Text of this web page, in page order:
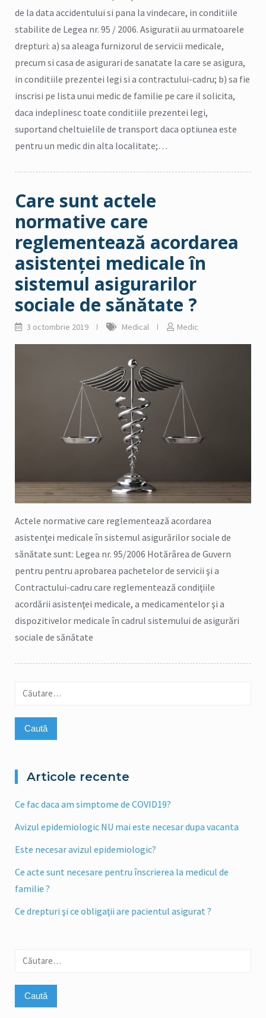
de la data accidentului si pana la vindecare, in conditiile
stabilite de Legea nr. 95 / 2006. Asiguratii au urmatoarele
drepturi: a) sa aleaga furnizorul de servicii medicale,
precum si casa de asigurari de sanatate la care se asigura,
in conditiile prezentei legi si a contractului-cadru; b) sa fie
inscrisi pe lista unui medic de familie pe care il solicita,
daca indeplinesc toate conditiile prezentei legi,
suportand cheltuielile de transport daca optiunea este
pentru un medic din alta localitate;…
Care sunt actele
normative care
reglementează acordarea
asistenţei medicale în
sistemul asigurarilor
sociale de sănătate ?
3 octombrie 2019 Medical Medic
Actele normative care reglementează acordarea
asistenţei medicale în sistemul asigurărilor sociale de
sănătate sunt: Legea nr. 95/2006 Hotărârea de Guvern
pentru pentru aprobarea pachetelor de servicii şi a
Contractului-cadru care reglementează condiţiile
acordării asistenţei medicale, a medicamentelor şi a
dispozitivelor medicale în cadrul sistemului de asigurări
sociale de sănătate
Caută
Articole recente
Ce fac daca am simptome de COVID19?
Avizul epidemiologic NU mai este necesar dupa vacanta
Este necesar avizul epidemiologic?
Ce acte sunt necesare pentru înscrierea la medicul de
familie ?
Ce drepturi şi ce obligaţii are pacientul asigurat ?
Caută